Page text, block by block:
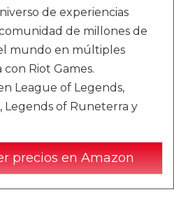
de experiencias
de millones de
mundo en múltiples
Riot Games.
League of Legends,
Legends of Runeterra y
precios en Amazon